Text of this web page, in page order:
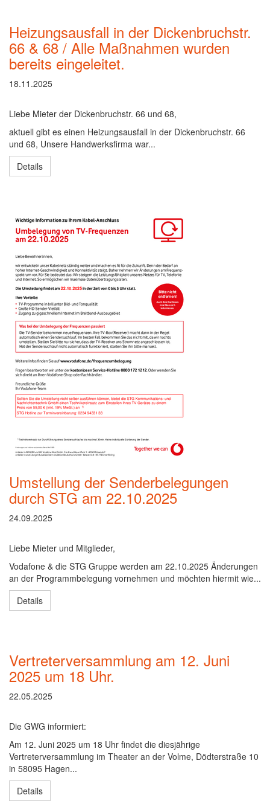
Heizungsausfall in der Dickenbruchstr.
66 & 68 / Alle Maßnahmen wurden
bereits eingeleitet.
18.11.2025
Liebe Mieter der Dickenbruchstr. 66 und 68,
aktuell gibt es einen Heizungsausfall in der Dickenbruchstr. 66
und 68, Unsere Handwerksfirma war...
Details
Umstellung der Senderbelegungen
durch STG am 22.10.2025
24.09.2025
Liebe Mieter und Mitglieder,
Vodafone & die STG Gruppe werden am 22.10.2025 Änderungen
an der Programmbelegung vornehmen und möchten hiermit wie...
Details
Vertreterversammlung am 12. Juni
2025 um 18 Uhr.
22.05.2025
Die GWG informiert:
Am 12. Juni 2025 um 18 Uhr findet die diesjährige
Vertreterversammlung im Theater an der Volme, Dödterstraße 10
in 58095 Hagen...
Details